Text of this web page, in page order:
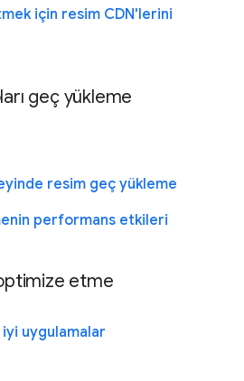
için resim CDN'lerini
geç yükleme
resim geç yükleme
performans etkileri
etme
uygulamalar